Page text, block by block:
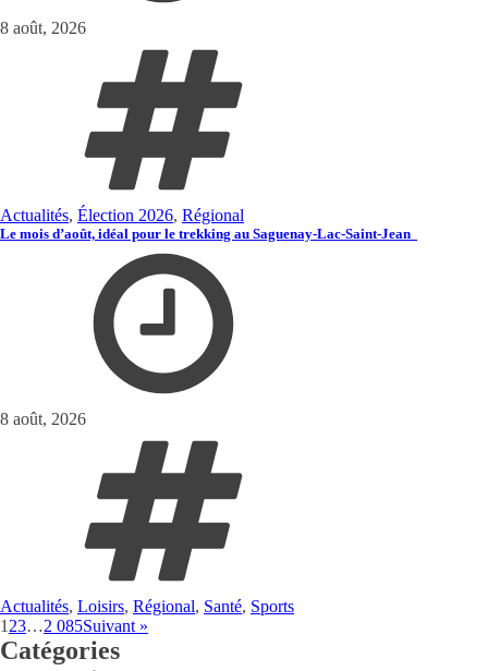
8 août, 2026
Actualités, Élection 2026, Régional
Le mois d’août, idéal pour le trekking au Saguenay-Lac-Saint-Jean
8 août, 2026
Actualités, Loisirs, Régional, Santé, Sports
1 23…2 085Suivant »
Catégories